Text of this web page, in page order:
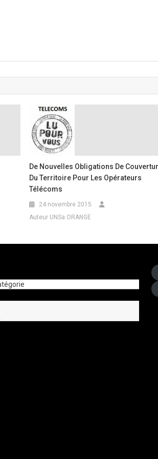
De Nouvelles Obligations De
Du Territoire Pour Les Opérateurs
Télécoms
24 novembre 2015
Auteur UNSa ORANGE